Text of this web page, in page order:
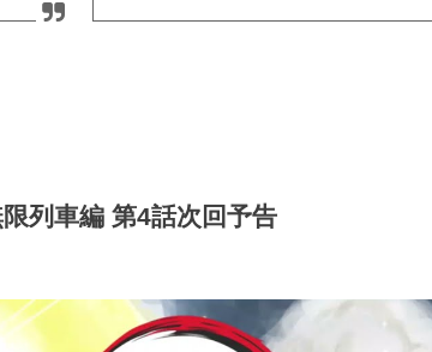
列車編 第4話次回予告